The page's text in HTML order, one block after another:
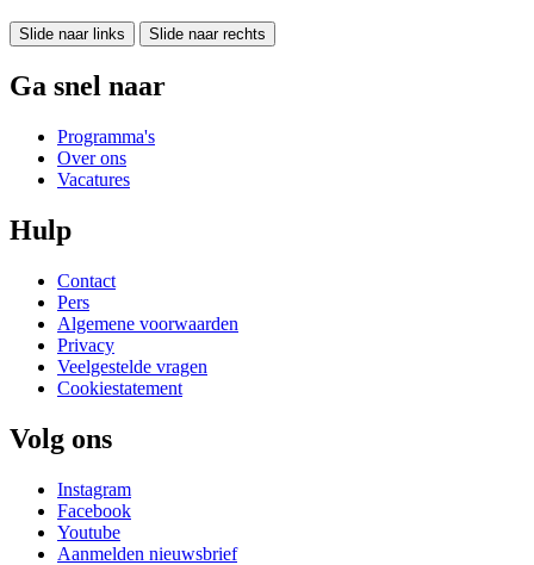
Slide naar links Slide naar rechts
Ga snel naar
Programma's
Over ons
Vacatures
Hulp
Contact
Pers
Algemene voorwaarden
Privacy
Veelgestelde vragen
Cookiestatement
Volg ons
Instagram
Facebook
Youtube
Aanmelden nieuwsbrief